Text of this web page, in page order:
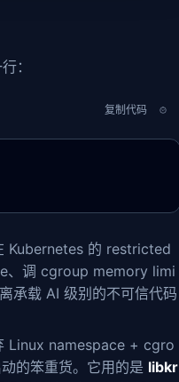
：
复制代码
Kubernetes 的 restricted
、调 cgroup memory limi
承载 AI 级别的不可信代码
Linux namespace + cgro
的笨重货。它用的是 libkr